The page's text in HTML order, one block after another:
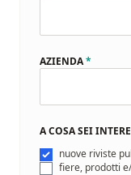
AZIENDA*
A COSA SEI
nuove riviste
fiere, prodotti